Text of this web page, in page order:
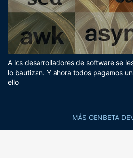
MÁS GENBETA
A los desarrolladores de software se
lo bautizan. Y ahora todos pagamos
ello